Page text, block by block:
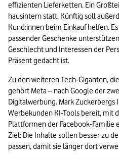
effizienten Lieferketten. Ein
hausintern statt. Künftig soll
Kund:innen beim Einkauf helfen.
passender Geschenke
Geschlecht und Interessen der
Präsent gedacht ist.
Zu den weiteren Tech-Giganten,
gehört Meta – nach Google der
Digitalwerbung. Mark
Werbekunden KI-Tools bereit, mit
Plattformen der Facebook-Familie
Ziel: Die Inhalte sollen besser zu
passen, damit sie länger dort